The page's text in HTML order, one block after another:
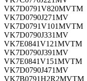
VK7D0791V820MVTM
VK7D0790J271MV
VK7D0791V101MVTM
VK7D0790J331MV
VK7E0841V121MVTM
VK7D0790J391MV
VK7E0841V151MVTM
VK7D0790J471MV
VK7B0791H2R2MVTM